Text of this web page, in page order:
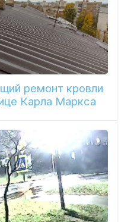
ремонт кровли
Карла Маркса